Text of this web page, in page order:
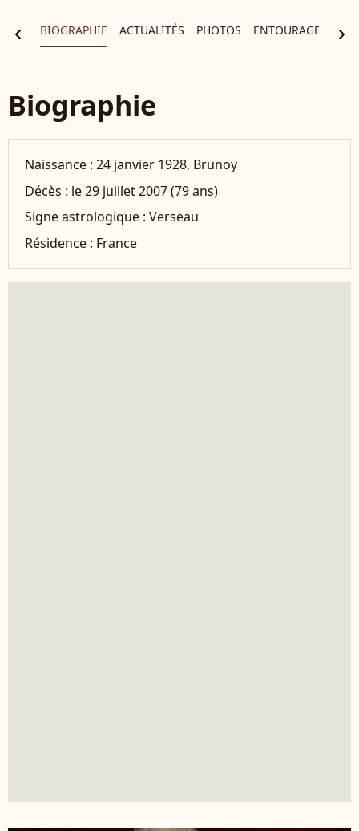
BIOGRAPHIE ACTUALITÉS PHOTOS ENTOURAGE
chevron_left chevron_right
Biographie
Naissance :24 janvier 1928, Brunoy
Décès : le 29 juillet 2007 (79 ans)
Signe astrologique :Verseau
Résidence : France